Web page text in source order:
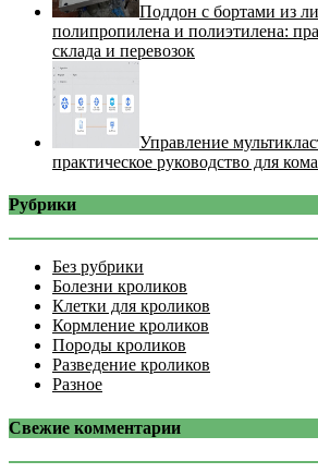
Поддон с бортами из
полипропилена и полиэтилена:
склада и перевозок
Управление
практическое руководство для
Рубрики
Без рубрики
Болезни кроликов
Клетки для кроликов
Кормление кроликов
Породы кроликов
Разведение кроликов
Разное
Свежие комментарии